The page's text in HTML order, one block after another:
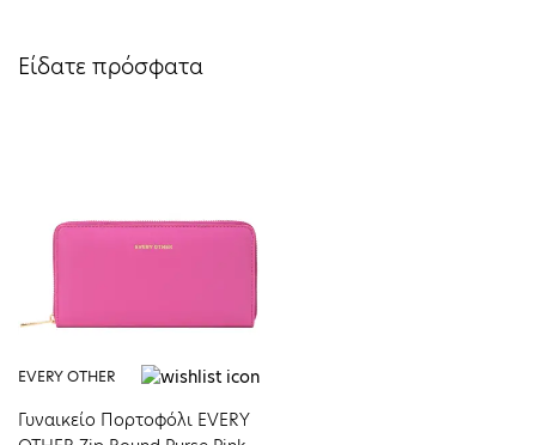
Είδατε πρόσφατα
EVERY OTHER
Γυναικείο Πορτοφόλι EVERY